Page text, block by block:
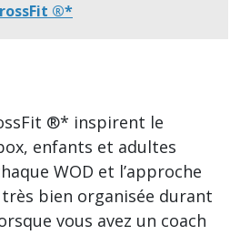
®*
®* inspirent le
enfants et adultes
WOD et l’approche
bien organisée durant
vous avez un coach